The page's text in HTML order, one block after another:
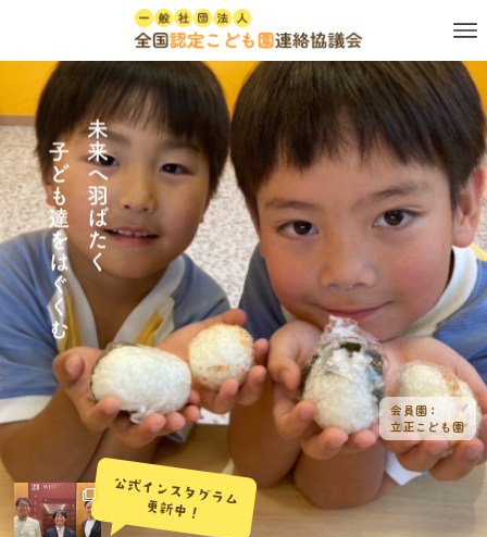
認定こども園 くるみこども園
認定こども園 多々良幼稚園
立正こども園